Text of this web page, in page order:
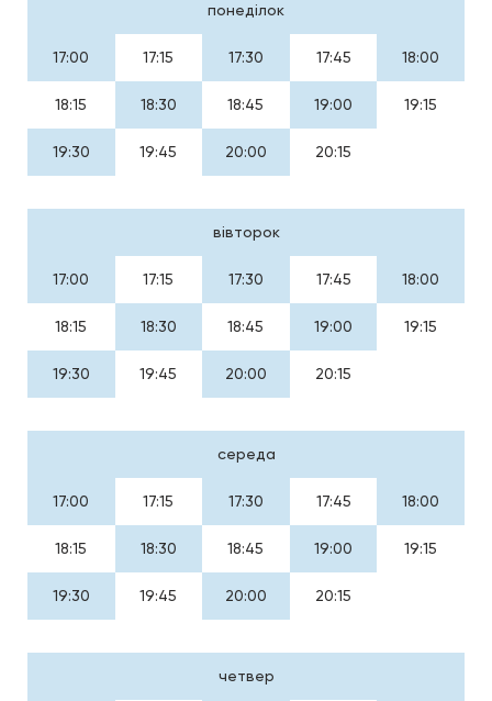
понеділок
17:00 17:15 17:30 17:45 18:00
18:15 18:30 18:45 19:00 19:15
19:30 19:45 20:00 20:15
вівторок
17:00 17:15 17:30 17:45 18:00
18:15 18:30 18:45 19:00 19:15
19:30 19:45 20:00 20:15
середа
17:00 17:15 17:30 17:45 18:00
18:15 18:30 18:45 19:00 19:15
19:30 19:45 20:00 20:15
четвер